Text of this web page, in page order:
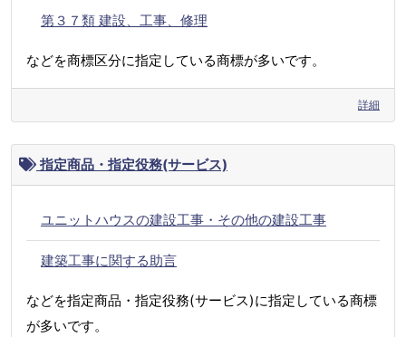
第３７類 建設、工事、修理
などを商標区分に指定している商標が多いです。
詳細
指定商品・指定役務(サービス)
ユニットハウスの建設工事・その他の建設工事
建築工事に関する助言
などを指定商品・指定役務(サービス)に指定している商標
が多いです。